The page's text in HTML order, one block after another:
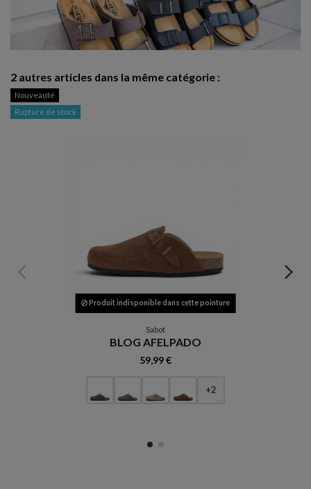
2 autres articles dans la même catégorie :
Nouveauté
Rupture de stock
Produit indisponible dans cette pointure
Sabot
BLOG AFELPADO
59,99 €
+2